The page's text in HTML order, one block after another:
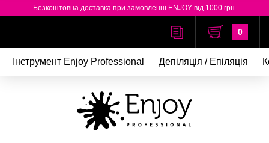
Безкоштовна доставка при замовленні ENJOY від 1000 грн.
0
Інструмент Enjoy Professional Депіляція / Епіляція